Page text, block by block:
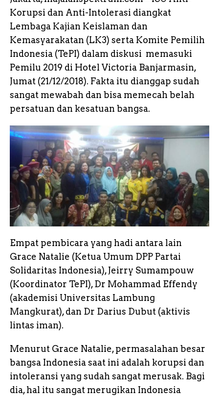
b
o
o
k
r A
p
p
o e
n
g
e
r
e
n
k
Korupsi dan Anti-Intolerasi diangkat
Lembaga Kajian Keislaman dan
Kemasyarakatan (LK3) serta Komite Pemilih
Indonesia (TePI) dalam diskusi memasuki
Pemilu 2019 di Hotel Victoria Banjarmasin,
Jumat (21/12/2018). Fakta itu dianggap sudah
sangat mewabah dan bisa memecah belah
persatuan dan kesatuan bangsa.
Empat pembicara yang hadi antara lain
Grace Natalie (Ketua Umum DPP Partai
Solidaritas Indonesia), Jeirry Sumampouw
(Koordinator TePI), Dr Mohammad Effendy
(akademisi Universitas Lambung
Mangkurat), dan Dr Darius Dubut (aktivis
lintas iman).
Menurut Grace Natalie, permasalahan besar
bangsa Indonesia saat ini adalah korupsi dan
intoleransi yang sudah sangat merusak. Bagi
dia, hal itu sangat merugikan Indonesia